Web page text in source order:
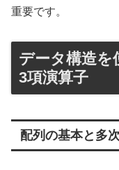
重要です。
データ構造を
3項演算子
配列の基本と多